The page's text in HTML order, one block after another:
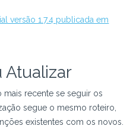
versão 1.7.4 publicada em
Atualizar
mais recente se seguir os
segue o mesmo roteiro,
existentes com os novos.